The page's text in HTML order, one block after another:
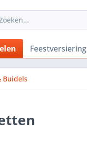
Feestversiering
Buidels